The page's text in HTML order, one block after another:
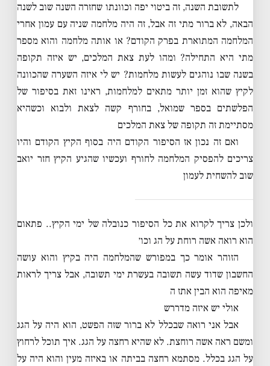
לתשובת השנה, זה ביטוי יפה וכוונתו שחזרה השנה שוב לשנה
הבאה, לא ברור מתי זה אבל, זה היה מלחמה שניה עם עמון אחרי
המלחמה המתוארת בפרק הקודם? או אותה מלחמה והוא מספר
מתי היא התחילה? ומהו לעת צאת המלכים, יש איזה תקופה
בשנה שבו נוהגים לעשות מלחמות? יש לי איזה השערה שהכוונה
לקיץ שהוא זמן יותר מתאים למלחמות, ראינו זאת בסיפור של
הפלשתים בספר שמואל, בחורף קשה לצאת ולבוא וכשהיא
מסתיימת זה תקופה של צאת המלכים
ואם זה נכון אז הסיפור הקודם היה בסוף הקיץ הקודם והיו
צריכים להפסיק המלחמה לחורף ועכשיו שהגיע הקיץ חזר יואב
שוב להשחית לעמון
ולכן צריך לקרוא את כל הסיפור כנובלה של ימי הקיץ.. פתאום
הוא רואה אשה רוחת על הג וכו׳
הזוהר אומר כך במפורש שהמלחמה היה בקיץ והוא עושה
החשבון שדוד עשה תשובה בעשרת ימי תשובה, אבל צריך לראות
מאיפה הוא הבין אתז ה
אולי יש איזה מדררש
אבל אני רואה שבכלל לא ברור שזה הפשט, הוא היה על הגג
ומשם ראה אשה רוחצת. לא שהיא רחצה על הגג. איך תוכל לרחוץ
על הגג בכלל. מסתמא רחצה בביתה או באיזה מעין והוא היה על